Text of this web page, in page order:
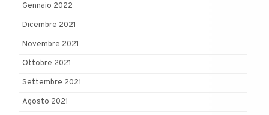
Gennaio 2022
Dicembre 2021
Novembre 2021
Ottobre 2021
Settembre 2021
Agosto 2021